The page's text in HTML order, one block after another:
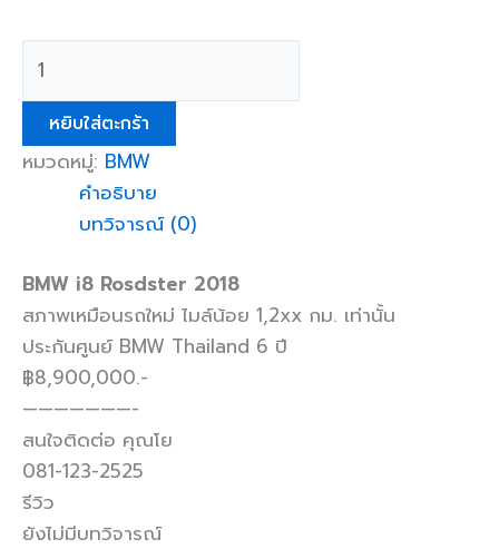
หยิบใส่ตะกร้า
หมวดหมู่: BMW
คำอธิบาย
บทวิจารณ์ (0)
BMW i8 Rosdster 2018
สภาพเหมือนรถใหม่ ไมล์น้อย 1,2xx กม. เท่านั้น
ประกันศูนย์ BMW Thailand 6 ปี
฿8,900,000.-
———————-
สนใจติดต่อ คุณโย
081-123-2525
รีวิว
ยังไม่มีบทวิจารณ์